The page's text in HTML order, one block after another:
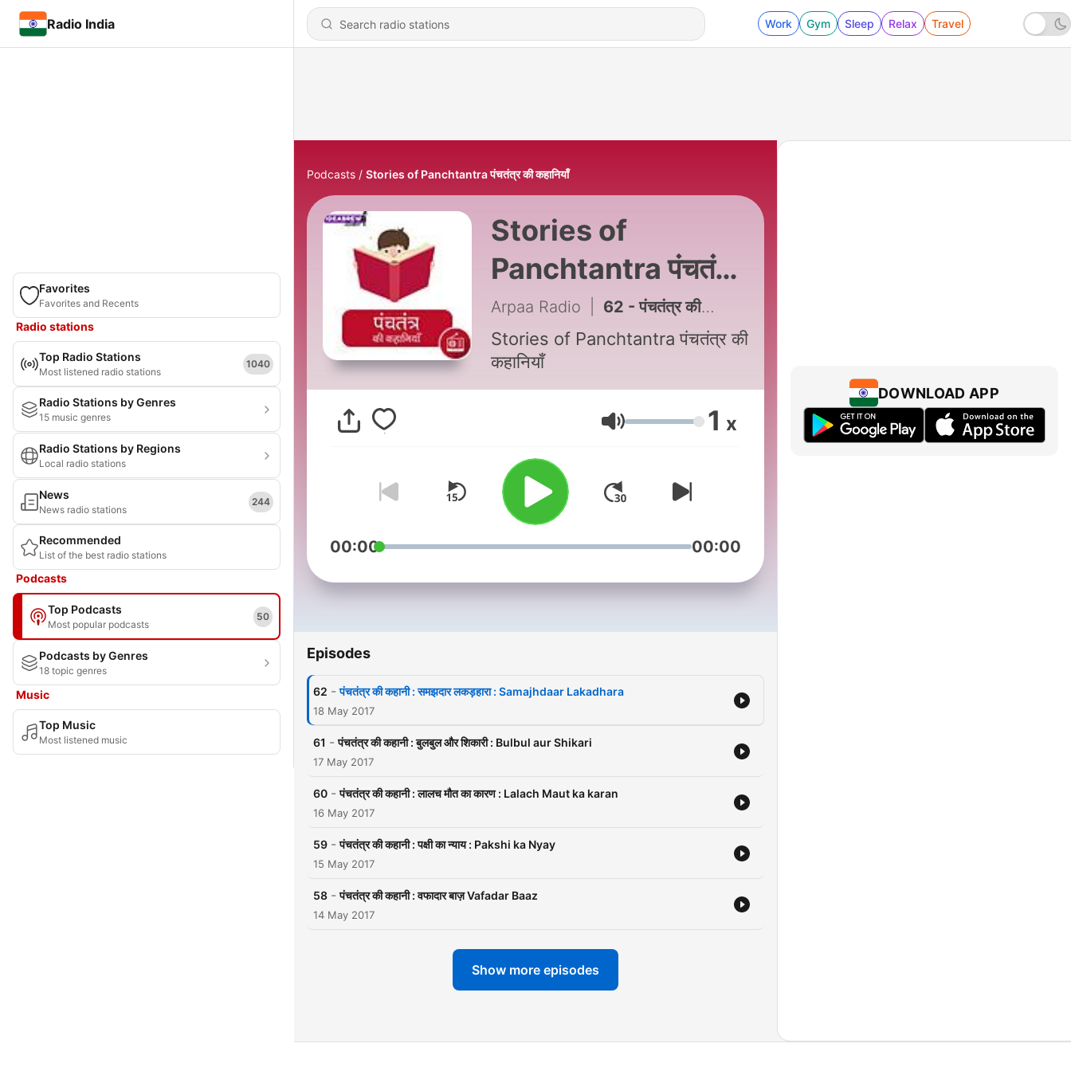
Radio India Work Gym Sleep Relax Travel
Favorites
Favorites and Recents
Radio stations
Top Radio Stations
Most listened radio stations
1040
Radio Stations by Genres
15 music genres
Radio Stations by Regions
Local radio stations
News
News radio stations
244
Recommended
List of the best radio stations
Podcasts
Top Podcasts
Most popular podcasts
50
Podcasts by Genres
18 topic genres
Music
Top Music
Most listened music
Podcasts Stories of Panchtantra पंचतंत्र की कहानियाँ
Stories of
Panchtantra पंचतंत्र
की कहानियाँ
Arpaa Radio 62 - पंचतंत्र की कहानी : समझदार लकड़हारा : Samajhdaar Lakadhara
Stories of Panchtantra पंचतंत्र की
कहानियाँ
Volume 1 x
00:00 00:00
Episodes
62 - पंचतंत्र की कहानी : समझदार लकड़हारा : Samajhdaar Lakadhara
18 May 2017
61 - पंचतंत्र की कहानी : बुलबुल और शिकारी : Bulbul aur Shikari
17 May 2017
60 - पंचतंत्र की कहानी : लालच मौत का कारण : Lalach Maut ka karan
16 May 2017
59 - पंचतंत्र की कहानी : पक्षी का न्याय : Pakshi ka Nyay
15 May 2017
58 - पंचतंत्र की कहानी : वफादार बाज़ Vafadar Baaz
14 May 2017
Show more episodes
DOWNLOAD APP